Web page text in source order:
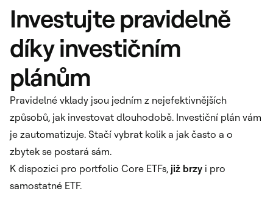
Investujte pravidelně
díky investičním
plánům
Pravidelné vklady jsou jedním z nejefektivnějších
způsobů, jak investovat dlouhodobě. Investiční plán vám
je zautomatizuje. Stačí vybrat kolik a jak často a o
zbytek se postará sám.
K dispozici pro portfolio Core ETFs, již brzy i pro
samostatné ETF.